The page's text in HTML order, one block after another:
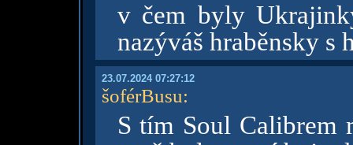
v čem byly
nazýváš hraběnsky s
23.07.2024 07:27:12
šoférBusu:
S tím Soul Calibrem